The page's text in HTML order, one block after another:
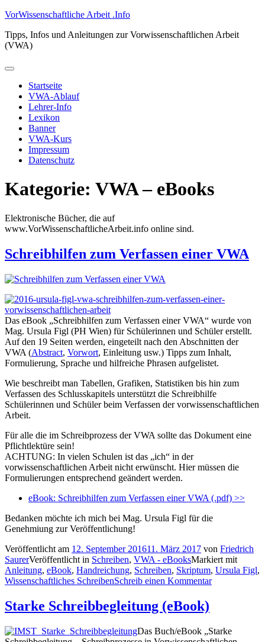
Zum
springen
VorWissenschaftliche Arbeit .Info
Tipps, Infos und Anleitungen zur Vorwissenschaftlichen Arbeit
(VWA)
Primäres
Startseite
VWA-Ablauf
Lehrer-Info
Lexikon
Banner
VWA-Kurs
Impressum
Datenschutz
Kategorie: VWA – eBooks
Elektronische Bücher, die auf
www.VorWissenschaftlicheArbeit.info online sind.
Schreibhilfen zum Verfassen einer VWA
Das eBook „Schreibhilfen zum Verfassen einer VWA“ wurde von
Mag. Ursula Figl (PH Wien) für Schülerinnen und Schüler erstellt.
Auf den 19 Seiten werden, eingeteilt nach den Abschnitten der
VWA (Abstract, Vorwort, Einleitung usw.) Tipps zum Inhalt,
Formulierung, Sprache und hilfreiche Phrasen aufgelistet.
Wie beschreibt man Tabellen, Grafiken, Statistiken bis hin zum
Verfassen des Schlusskapitels unterstützt die Schreibhilfe
Schülerinnen und Schüler beim Verfassen der vorwissenschaftlichen
Arbeit.
Für alle die im Schreibprozess der VWA sollte das Dokument eine
Pflichtlektüre sein!
ACHTUNG: In vielen Schulen ist das „ich“ in der
vorwissenschaftlichen Arbeit nicht erwünscht. Hier müssen die
Formulierungen entsprechend geändert werden.
eBook: Schreibhilfen zum Verfassen einer VWA (.pdf) >>
Bedanken möchte ich mich bei Mag. Ursula Figl für die
Genehmiung zur Veröffentlichung!
Veröffentlicht am 12. September 201611. März 2017 von Friedrich
SaurerVeröffentlicht in Schreiben, VWA - eBooksMarkiert mit
Anleitung, eBook, Handreichung, Schreiben, Skriptum, Ursula Figl,
Wissenschaftliches SchreibenSchreib einen Kommentar
Starke Schreibbegleitung (eBook)
Das Buch/eBook „Starke